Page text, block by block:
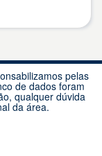
pelas
de dados foram
qualquer dúvida
da área.